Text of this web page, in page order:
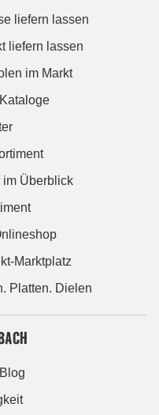
liefern lassen
liefern lassen
im Markt
im Überblick
Marktplatz
Platten. Dielen